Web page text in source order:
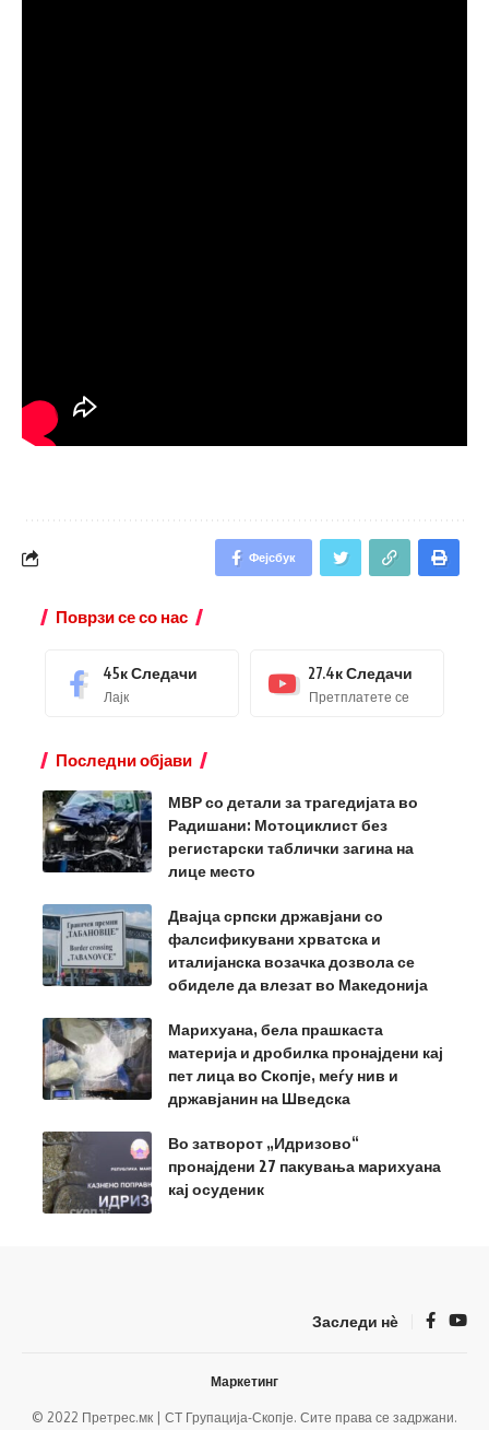
Фејсбук
Поврзи се со нас
45кСледачи
Лајк
27.4кСледачи
Претплатете се
Последни објави
МВР со детали за трагедијата во
Радишани: Мотоциклист без
регистарски таблички загина на
лице место
Двајца српски државјани со
фалсификувани хрватска и
италијанска возачка дозвола се
обиделе да влезат во Македонија
Марихуана, бела прашкаста
материја и дробилка пронајдени кај
пет лица во Скопје, меѓу нив и
државјанин на Шведска
Во затворот „Идризово“
пронајдени 27 пакувања марихуана
кај осуденик
Заследи нѐ
© 2022 Претрес.мк | СТ Групација-Скопје. Сите права се задржани.
Маркетинг